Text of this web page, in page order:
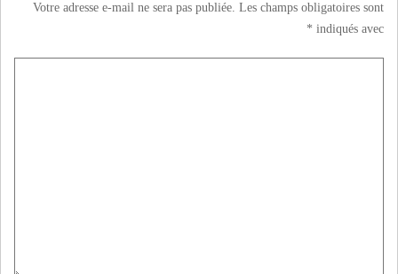
Votre adresse e-mail ne sera pas publiée. Les champs obligatoires sont
indiqués avec
*